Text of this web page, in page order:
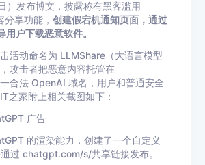
）发布博文，披露称有黑客滥用
享功能， 创建假宕机通知页面，通过
户下载恶意软件。
活动命名为 LLMShare（大语言模型
攻击者把恶意内容托管在
合法 OpenAI 域名，用户和普通安全
之家附上相关截图如下：
广告
的渲染能力，创建了一个自定义
过 chatgpt.com/s/共享链接发布。